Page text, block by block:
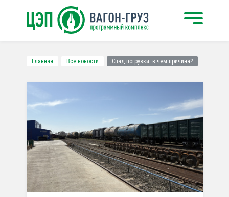
Главная Все новости Спад погрузки: в чем причина?